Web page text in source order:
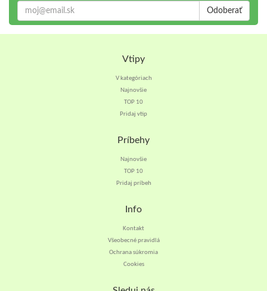
Odoberať
Vtipy
V kategóriach
Najnovšie
TOP 10
Pridaj vtip
Príbehy
Najnovšie
TOP 10
Pridaj príbeh
Info
Kontakt
Všeobecné pravidlá
Ochrana súkromia
Cookies